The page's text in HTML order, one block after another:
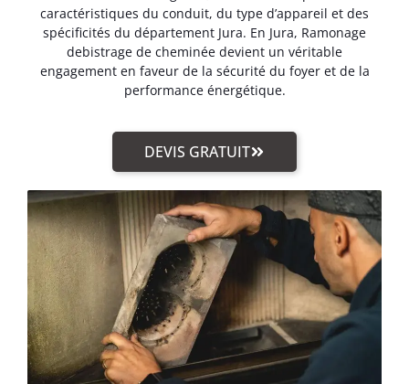
caractéristiques du conduit, du type d’appareil et des
spécificités du département Jura. En Jura, Ramonage
debistrage de cheminée devient un véritable
engagement en faveur de la sécurité du foyer et de la
performance énergétique.
DEVIS GRATUIT